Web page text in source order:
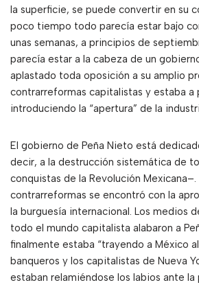
la superficie, se puede convertir en su
poco tiempo todo parecía estar bajo
unas semanas, a principios de
parecía estar a la cabeza de un
aplastado toda oposición a su amplio
contrarreformas capitalistas y estaba a
introduciendo la “apertura” de la
El gobierno de Peña Nieto está
decir, a la destrucción sistemática de
conquistas de la Revolución
contrarreformas se encontró con la
la burguesía internacional. Los medios
todo el mundo capitalista alabaron a
finalmente estaba “trayendo a México
banqueros y los capitalistas de Nueva
estaban relamiéndose los labios ante